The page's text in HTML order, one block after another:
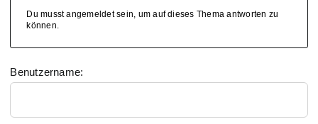
Du musst angemeldet sein, um auf dieses Thema antworten zu
können.
Benutzername: